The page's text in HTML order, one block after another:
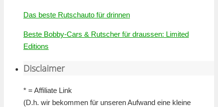
Das beste Rutschauto für drinnen
Beste Bobby-Cars & Rutscher für draussen: Limited
Editions
Disclaimer
* = Affiliate Link
(D.h. wir bekommen für unseren Aufwand eine kleine